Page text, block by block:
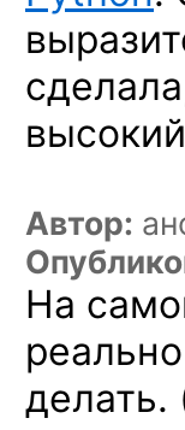
Автор:
На
делать.